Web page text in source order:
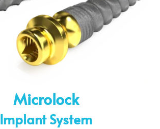
Microlock
Implant System